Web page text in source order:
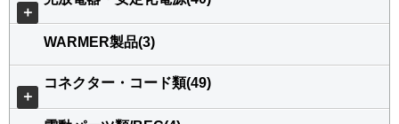
＋
WARMER製品(3)
＋
コネクター・コード類(49)